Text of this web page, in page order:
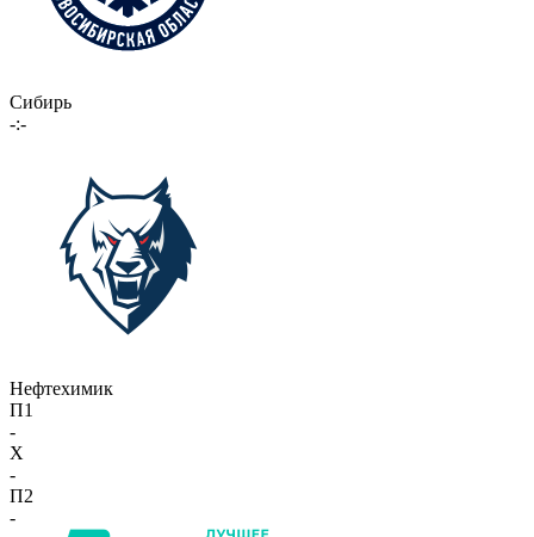
Сибирь
-:-
Нефтехимик
П1
-
X
-
П2
-